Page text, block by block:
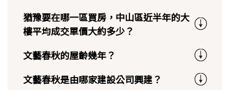
猶豫要在哪一區買房，中山區近半年的大
樓平均成交單價大約多少？
文藝春秋的屋齡幾年？
文藝春秋是由哪家建設公司興建？